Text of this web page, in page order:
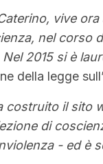
vive
nel corso
2015 si è
della legge
costruito il
di
- ed è